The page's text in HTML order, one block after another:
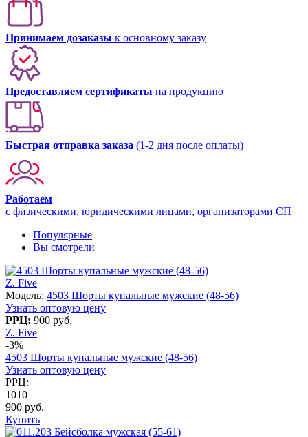
Принимаем дозаказы к основному заказу
Предоставляем сертификаты на продукцию
Быстрая отправка заказа (1-2 дня после оплаты)
Работаем
с физическими, юридическими лицами, организаторами СП
Популярные
Вы смотрели
Z. Five
Модель: 4503 Шорты купальные мужские (48-56)
Узнать оптовую цену
РРЦ: 900 руб.
Z. Five
-3%
4503 Шорты купальные мужские (48-56)
Узнать оптовую цену
РРЦ:
1010
900 руб.
Купить